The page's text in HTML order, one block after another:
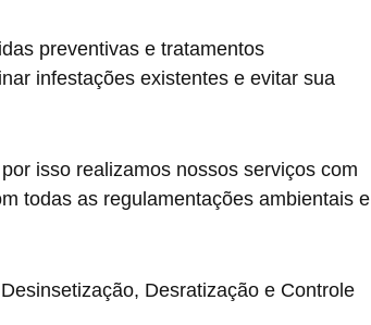
preventivas e tratamentos
infestações existentes e evitar sua
isso realizamos nossos serviços com
todas as regulamentações ambientais e
Desratização e Controle